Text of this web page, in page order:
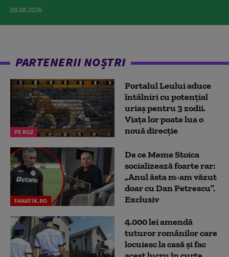
08.08.2026
PARTENERII NOȘTRI
PE ROZ
Portalul Leului aduce
întâlniri cu potențial
uriaș pentru 3 zodii.
Viața lor poate lua o
nouă direcție
FANATIK.RO
De ce Meme Stoica
socializează foarte rar:
„Anul ăsta m-am văzut
doar cu Dan Petrescu”.
Exclusiv
4.000 lei amendă
tuturor românilor care
locuiesc la casă și fac